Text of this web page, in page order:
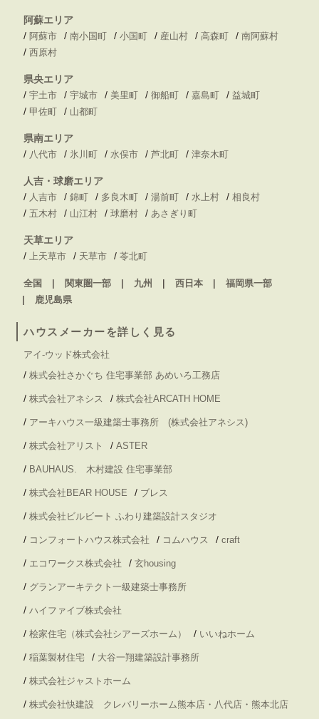
阿蘇エリア
/ 阿蘇市 / 南小国町 / 小国町 / 産山村 / 高森町 / 南阿蘇村
/ 西原村
県央エリア
/ 宇土市 / 宇城市 / 美里町 / 御船町 / 嘉島町 / 益城町
/ 甲佐町 / 山都町
県南エリア
/ 八代市 / 氷川町 / 水俣市 / 芦北町 / 津奈木町
人吉・球磨エリア
/ 人吉市 / 錦町 / 多良木町 / 湯前町 / 水上村 / 相良村
/ 五木村 / 山江村 / 球磨村 / あさぎり町
天草エリア
/
上天草市 / 天草市 / 苓北町
全国 関東圏一部 九州 西日本
福岡県一部
鹿児島県
ハウスメーカーを詳しく見る
アイ-ウッド株式会社
/ 株式会社さかぐち 住宅事業部 あめいろ工務店
/ 株式会社アネシス / 株式会社ARCATH HOME
/ アーキハウス一級建築士事務所 (株式会社アネシス)
/ 株式会社アリスト / ASTER
/ BAUHAUS. 木村建設 住宅事業部
/ 株式会社BEAR HOUSE / ブレス
/ 株式会社ビルビート ふわり建築設計スタジオ
/ コンフォートハウス株式会社 / コムハウス / craft
/ エコワークス株式会社 / 玄housing
/ グランアーキテクト一級建築士事務所
/ ハイファイブ株式会社
/ 桧家住宅（株式会社シアーズホーム） / いいねホーム
/ 稲葉製材住宅 / 大谷一翔建築設計事務所
/ 株式会社ジャストホーム
/ 株式会社快建設 クレバリーホーム熊本店・八代店・熊本北店